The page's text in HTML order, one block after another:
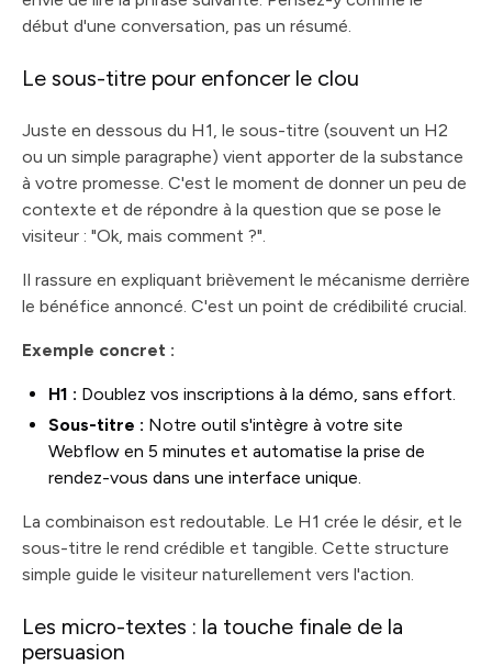
début d'une conversation, pas un résumé.
Le sous-titre pour enfoncer le clou
Juste en dessous du H1, le sous-titre (souvent un H2
ou un simple paragraphe) vient apporter de la substance
à votre promesse. C'est le moment de donner un peu de
contexte et de répondre à la question que se pose le
visiteur : "Ok, mais comment ?".
Il rassure en expliquant brièvement le mécanisme derrière
le bénéfice annoncé. C'est un point de crédibilité crucial.
Exemple concret :
H1 : Doublez vos inscriptions à la démo, sans effort.
Sous-titre : Notre outil s'intègre à votre site
Webflow en 5 minutes et automatise la prise de
rendez-vous dans une interface unique.
La combinaison est redoutable. Le H1 crée le désir, et le
sous-titre le rend crédible et tangible. Cette structure
simple guide le visiteur naturellement vers l'action.
Les micro-textes : la touche finale de la
persuasion